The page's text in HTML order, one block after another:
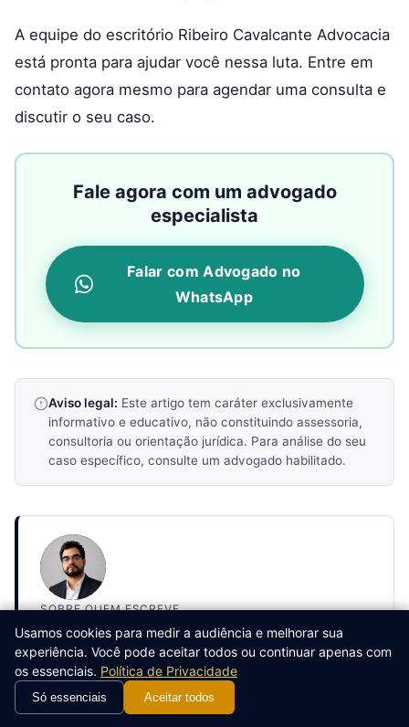
A equipe do escritório Ribeiro Cavalcante Advocacia
está pronta para ajudar você nessa luta. Entre em
contato agora mesmo para agendar uma consulta e
discutir o seu caso.
Fale agora com um advogado
especialista
Falar com Advogado no
WhatsApp
Aviso legal: Este artigo tem caráter exclusivamente
informativo e educativo, não constituindo assessoria,
consultoria ou orientação jurídica. Para análise do seu
caso específico, consulte um advogado habilitado.
SOBRE QUEM ESCREVE
Lucas Ribeiro CavalcanteOAB/CE 44.673
Advogado inscrito na OAB/CE sob o nº 44.673, Atua
como Diretor Jurídico na Ribeiro Cavalcante
Advocacia. Sua atuação abrange Direito Migratório,
Usamos cookies para medir a audiência e melhorar sua
experiência. Você pode aceitar todos ou continuar apenas com
os essenciais. Política de Privacidade
Só essenciais Aceitar todos